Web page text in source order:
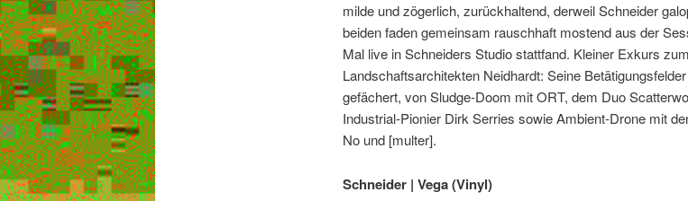
milde und zögerlich, zurückhaltend, derweil Schneider
beiden faden gemeinsam rauschhaft mostend aus der
Mal live in Schneiders Studio stattfand. Kleiner Exkurs
Landschaftsarchitekten Neidhardt: Seine
gefächert, von Sludge-Doom mit ORT, dem Duo
Industrial-Pionier Dirk Serries sowie Ambient-Drone mit
No und [multer].
Schneider | Vega (Vinyl)